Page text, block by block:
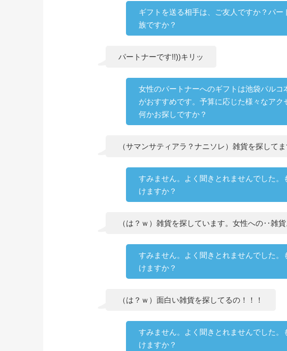
ギフトを送る相手は、ご友人ですか？パ
族ですか？
パートナーです!!))キリッ
女性のパートナーへのギフトは池袋パルコ
がおすすめです。予算に応じた様々なアク
何かお探しですか？
（サマンサティアラ？ナニソレ）雑貨を探してま
すみません。よく聞きとれませんでした
けますか？
（は？ｗ）雑貨を探しています。女性への‥雑貨
すみません。よく聞きとれませんでした
けますか？
（は？ｗ）面白い雑貨を探してるの！！！
すみません。よく聞きとれませんでした
けますか？